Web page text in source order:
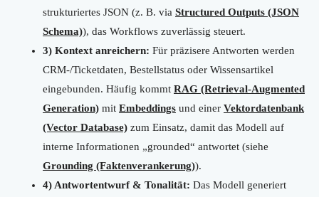
strukturiertes JSON (z. B. via Structured Outputs (JSON
Schema)), das Workflows zuverlässig steuert.
3) Kontext anreichern: Für präzisere Antworten werden
CRM-/Ticketdaten, Bestellstatus oder Wissensartikel
eingebunden. Häufig kommt RAG (Retrieval-Augmented
Generation) mit Embeddings und einer Vektordatenbank
(Vector Database) zum Einsatz, damit das Modell auf
interne Informationen „grounded“ antwortet (siehe
Grounding (Faktenverankerung)).
4) Antwortentwurf & Tonalität: Das Modell generiert